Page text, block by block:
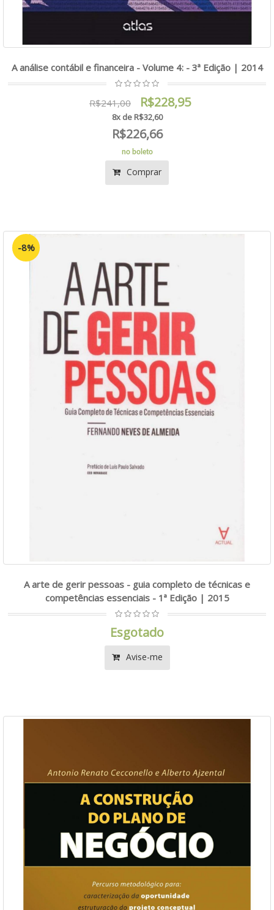
A análise contábil e financeira - Volume 4: - 3ª Edição | 2014
R$241,00 R$228,95
8x de R$32,60
R$226,66
no boleto
Comprar
-8%
A arte de gerir pessoas - guia completo de técnicas e
competências essenciais - 1ª Edição | 2015
Esgotado
Avise-me